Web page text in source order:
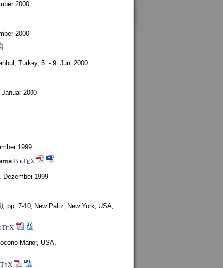
2000
2000
Turkey, 5. - 9. Juni 2000
Januar 2000
1999
BibTEX
Dezember 1999
, pp. 7-10, New Paltz, New York, USA,
EX
Manor, USA,
EX